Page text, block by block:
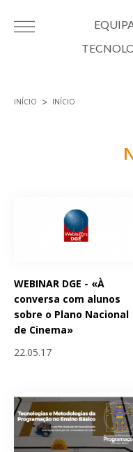
INÍCIO INÍCIO
WEBINAR DGE - «À
conversa com alunos
sobre o Plano Nacional
de Cinema»
22.05.17
Páginas